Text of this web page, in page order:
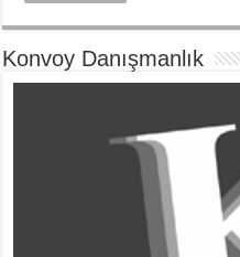
Konvoy Danışmanlık